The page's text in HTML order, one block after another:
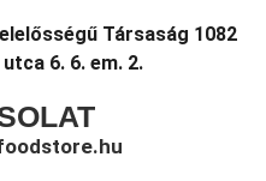
Társaság 1082
6. 6. em. 2.